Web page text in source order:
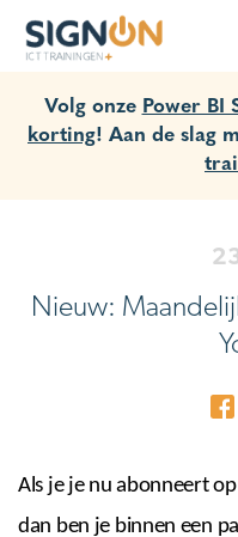
Volg onze Power BI
korting! Aan de slag
Nieuw:
Als je je nu abonneert
dan ben je binnen een